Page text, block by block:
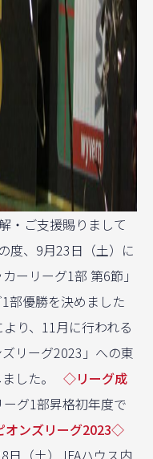
・ご支援賜りまして
度、9月23日（土）に
ーリーグ1部 第6節」
部優勝を決めました
り、11月に行われる
リーグ2023」への東
した。 ◇リーグ成
グ1部昇格初年度で
ンズリーグ2023◇
（土）JFAハウス内